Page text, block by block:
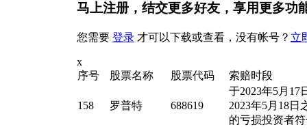
马上注册，结交更多好友，享用更多功
您需要 登录 才可以下载或查看，没有帐号？ 立
x
序号
股票名称 股票代码 索赔时段
158 罗普特 688619
于2023年5月17
2023年5月18日
的亏损投资者